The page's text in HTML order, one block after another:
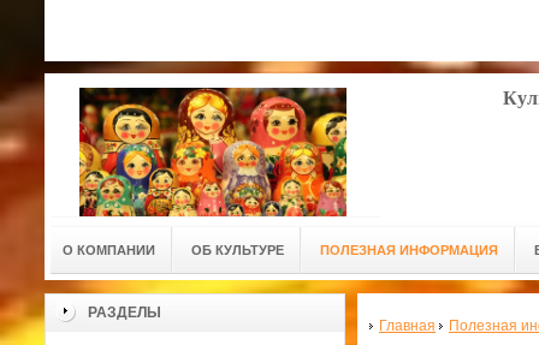
О КОМПАНИИ ОБ КУЛЬТУРЕ ПОЛЕЗНАЯ ИНФОРМАЦИЯ
РАЗДЕЛЫ
Главная Полезная